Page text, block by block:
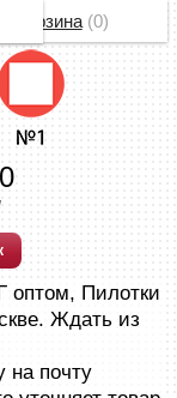
Пилотки
Ждать из
на почту
Корзина(0)